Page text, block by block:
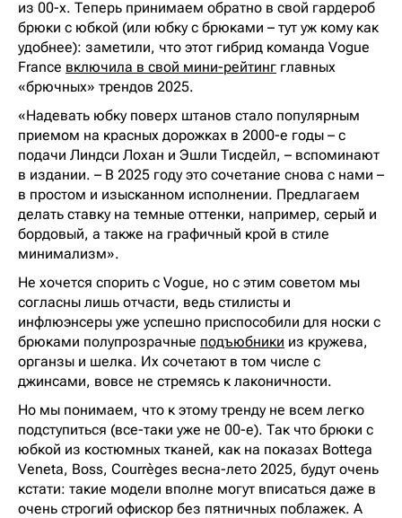
из 00-х. Теперь принимаем обратно в свой гардероб
брюки с юбкой (или юбку с брюками – тут уж кому как
удобнее): заметили, что этот гибрид команда Vogue
France включила в свой мини-рейтинг главных
«брючных» трендов 2025.
«Надевать юбку поверх штанов стало популярным
приемом на красных дорожках в 2000-е годы – с
подачи Линдси Лохан и Эшли Тисдейл, – вспоминают
в издании. – В 2025 году это сочетание снова с нами –
в простом и изысканном исполнении. Предлагаем
делать ставку на темные оттенки, например, серый и
бордовый, а также на графичный крой в стиле
минимализм».
Не хочется спорить с Vogue, но с этим советом мы
согласны лишь отчасти, ведь стилисты и
инфлюэнсеры уже успешно приспособили для носки с
брюками полупрозрачные подъюбники из кружева,
органзы и шелка. Их сочетают в том числе с
джинсами, вовсе не стремясь к лаконичности.
Но мы понимаем, что к этому тренду не всем легко
подступиться (все-таки уже не 00-е). Так что брюки с
юбкой из костюмных тканей, как на показах Bottega
Veneta, Boss, Courrèges весна-лето 2025, будут очень
кстати: такие модели вполне могут вписаться даже в
очень строгий офискор без пятничных поблажек. А